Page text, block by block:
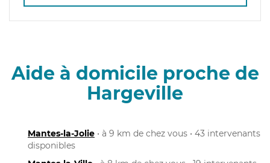
Aide à domicile proche de
Hargeville
Mantes-la-Jolie • à 9 km de chez vous • 43 intervenants
disponibles